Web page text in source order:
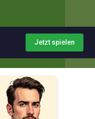
Jetzt spielen